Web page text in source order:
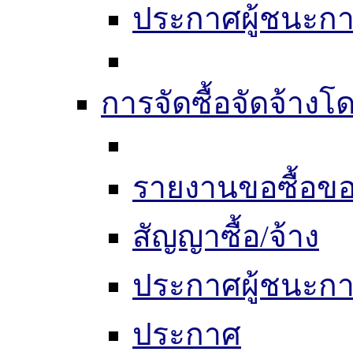
ประกาศผู้ชนะก
การจัดซื้อจัดจ้างโ
รายงานขอซื้อข
สัญญาซื้อ/จ้าง
ประกาศผู้ชนะก
ประกาศ